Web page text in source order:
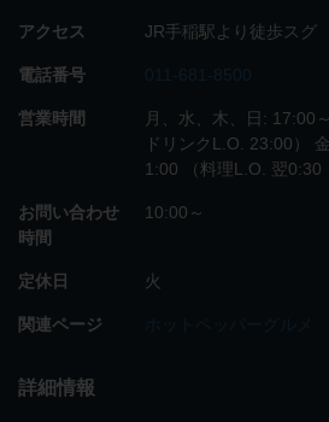
アクセス JR手稲駅より徒歩スグ
電話番号 011-681-8500
営業時間
月、水、木、日: 17:00
ドリンクL.O. 23:00）
1:00 （料理L.O. 翌0:30
お問い合わせ
時間
10:00～
定休日 火
関連ページ ホットペッパーグルメ
詳細情報